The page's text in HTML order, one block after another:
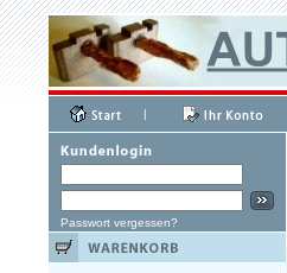
|
Passwort vergessen?